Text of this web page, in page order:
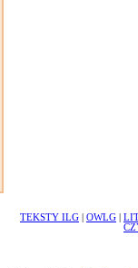
TEKSTY ILG OWLG